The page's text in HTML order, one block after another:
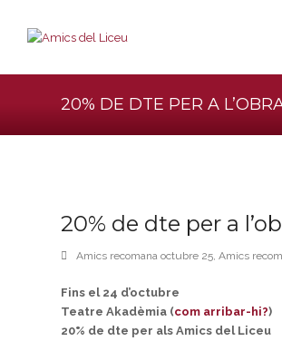
20% DE DTE PER A
20% de dte per a
Amics recomana octubre 25,Amics
Fins el 24 d’octubre
Teatre Akadèmia (com arribar-hi?)
20% de dte per als Amics del Liceu